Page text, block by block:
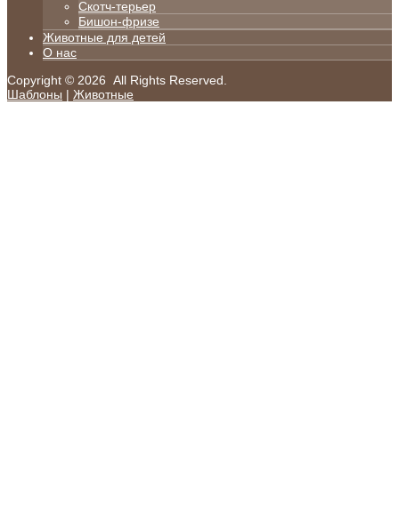
Скотч-терьер
Бишон-фризе
Животные для детей
О нас
Copyright © 2026 All Rights Reserved.
Шаблоны | Животные